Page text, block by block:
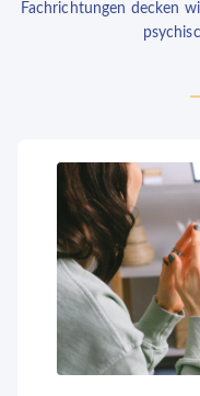
Fachrichtungen decken